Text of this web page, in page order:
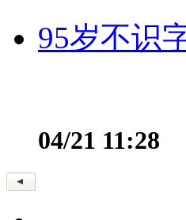
95岁不识
04/21 11:28